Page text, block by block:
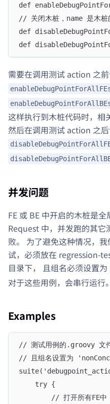
def
// 关闭木桩，name 是木桩
def
def
需要在调用测试 action 之
这样执行到木桩代码时，相
然后在调用测试 action 之
并发问题
FE 或 BE 中开启的木桩是
Request 中，并发跑的其
败。 为了避免这种情况，
试，必须放在 regression-
目录下， 且组名必须设置为
对于这些用例，会串行运行。
Examples
// 测试用例的.groovy
// 且组名设置为
    try {
// 打开所有FE